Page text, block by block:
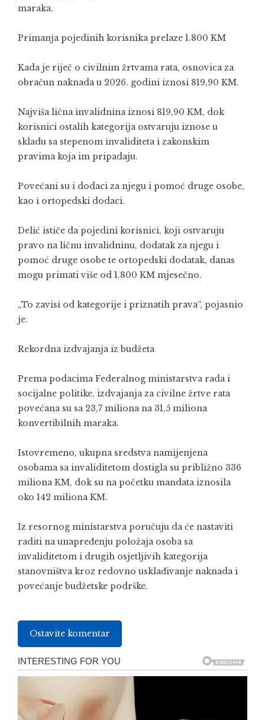
maraka.
Primanja pojedinih korisnika prelaze 1.800 KM
Kada je riječ o civilnim žrtvama rata, osnovica za
obračun naknada u 2026. godini iznosi 819,90 KM.
Najviša lična invalidnina iznosi 819,90 KM, dok
korisnici ostalih kategorija ostvaruju iznose u
skladu sa stepenom invaliditeta i zakonskim
pravima koja im pripadaju.
Povećani su i dodaci za njegu i pomoć druge osobe,
kao i ortopedski dodaci.
Delić ističe da pojedini korisnici, koji ostvaruju
pravo na ličnu invalidninu, dodatak za njegu i
pomoć druge osobe te ortopedski dodatak, danas
mogu primati više od 1.800 KM mjesečno.
„To zavisi od kategorije i priznatih prava“, pojasnio
je.
Rekordna izdvajanja iz budžeta
Prema podacima Federalnog ministarstva rada i
socijalne politike, izdvajanja za civilne žrtve rata
povećana su sa 23,7 miliona na 31,5 miliona
konvertibilnih maraka.
Istovremeno, ukupna sredstva namijenjena
osobama sa invaliditetom dostigla su približno 336
miliona KM, dok su na početku mandata iznosila
oko 142 miliona KM.
Iz resornog ministarstva poručuju da će nastaviti
raditi na unapređenju položaja osoba sa
invaliditetom i drugih osjetljivih kategorija
stanovništva kroz redovno usklađivanje naknada i
povećanje budžetske podrške.
Ostavite komentar